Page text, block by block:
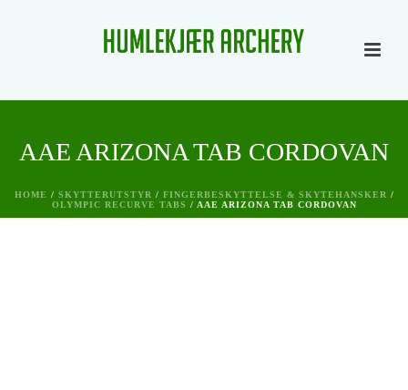
AAE ARIZONA TAB CORDOVAN
HOME / SKYTTERUTSTYR / FINGERBESKYTTELSE & SKYTEHANSKER /
OLYMPIC RECURVE TABS / AAE ARIZONA TAB CORDOVAN